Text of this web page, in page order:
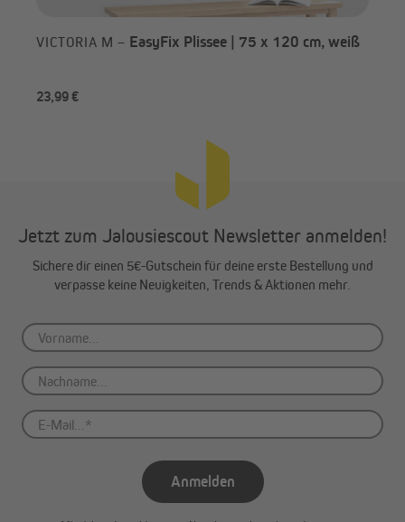
wichtig, vor der Bestellung sorgfältig zu messen. Dabei hilft dir
unsere Maßanleitung.
überschreitet.
VICTORIA M – EasyFix Plissee | 75 x 120 cm, weiß
23,99 €
Jetzt zum Jalousiescout Newsletter anmelden!
Sichere dir einen 5€-Gutschein für deine erste Bestellung und
verpasse keine Neuigkeiten, Trends & Aktionen mehr.
Anmelden